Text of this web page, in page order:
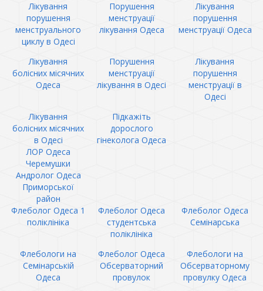
Лікування
порушення
менструального
циклу в Одесі
Порушення
менструації
лікування Одеса
Лікування
порушення
менструації Одеса
Лікування
болісних місячних
Одеса
Порушення
менструації
лікування в Одесі
Лікування
порушення
менструації в
Одесі
Лікування
болісних місячних
в Одесі
Підкажіть
дорослого
гінеколога Одеса
ЛОР Одеса
Черемушки
Андролог Одеса
Приморської
район
Флеболог Одеса 1
поліклініка
Флеболог Одеса
студентська
поліклініка
Флеболог Одеса
Семінарська
Флебологи на
Семінарській
Одеса
Флеболог Одеса
Обсерваторний
провулок
Флебологи на
Обсерваторному
провулку Одеса